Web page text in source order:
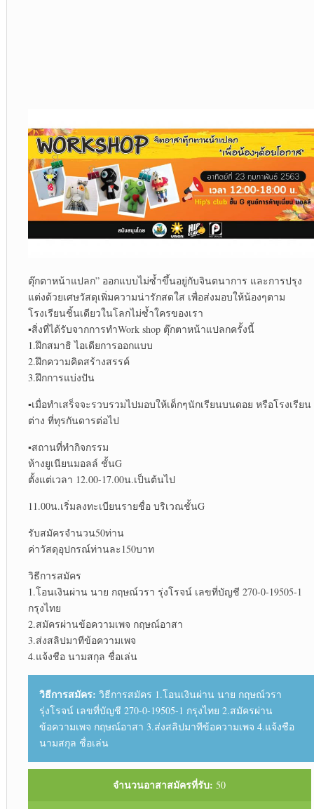
ตุ๊กตาหน้าแปลก” ออกแบบไม่ซ้ำขึ้นอยู่กับจินตนาการ และการปรุง
แต่งด้วยเศษวัสดุเพิ่มความน่ารักสดใส เพื่อส่งมอบให้น้องๆตาม
โรงเรียนชิ้นเดียวในโลกไม่ซ้ำใครของเรา
▪︎สิ่งที่ได้รับจากการทำWork shop ตุ๊กตาหน้าแปลกครั้งนี้
1.ฝึกสมาธิ ไอเดียการออกแบบ
2.ฝึกความคิดสร้างสรรค์
3.ฝึกการแบ่งปัน
▪︎เมื่อทำเสร็จจะรวบรวมไปมอบให้เด็กๆนักเรียนบนดอย หรือโรงเรียน
ต่าง ที่ทุรกันดารต่อไป
▪︎สถานที่ทำกิจกรรม
ห้างยูเนียนมอลล์ ชั้นG
ตั้งแต่เวลา 12.00-17.00น.เป็นต้นไป
11.00น.เริ่มลงทะเบียนรายชื่อ บริเวณชั้นG
รับสมัครจำนวน50ท่าน
ค่าวัสดุอุปกรณ์ท่านละ150บาท
วิธีการสมัคร
1.โอนเงินผ่าน นาย กฤษณ์วรา รุ่งโรจน์ เลขที่บัญชี 270-0-19505-1
กรุงไทย
2.สมัครผ่านข้อความเพจ กฤษณ์อาสา
3.ส่งสลิปมาทีข้อความเพจ
4.แจ้งชือ นามสกุล ชื่อเล่น
วิธีการสมัคร: วิธีการสมัคร 1.โอนเงินผ่าน นาย กฤษณ์วรา
รุ่งโรจน์ เลขที่บัญชี 270-0-19505-1 กรุงไทย 2.สมัครผ่าน
ข้อความเพจ กฤษณ์อาสา 3.ส่งสลิปมาทีข้อความเพจ 4.แจ้งชือ
นามสกุล ชื่อเล่น
จำนวนอาสาสมัครที่รับ: 50